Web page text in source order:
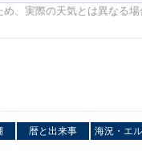
、実際の天気とは異なる場
暦と出来事 海況・エ